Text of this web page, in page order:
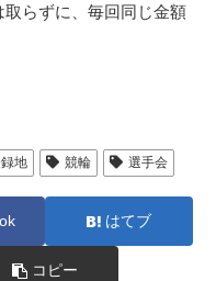
らずに、毎回同じ金額
地 競輪 選手会
はてブ
コピー